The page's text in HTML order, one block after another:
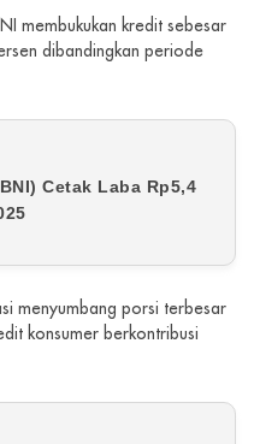
membukukan kredit sebesar
dibandingkan periode
Cetak Laba Rp5,4
menyumbang porsi terbesar
konsumer berkontribusi